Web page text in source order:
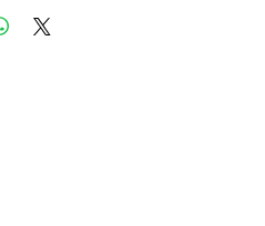
後即時電郵至
順豐站自取